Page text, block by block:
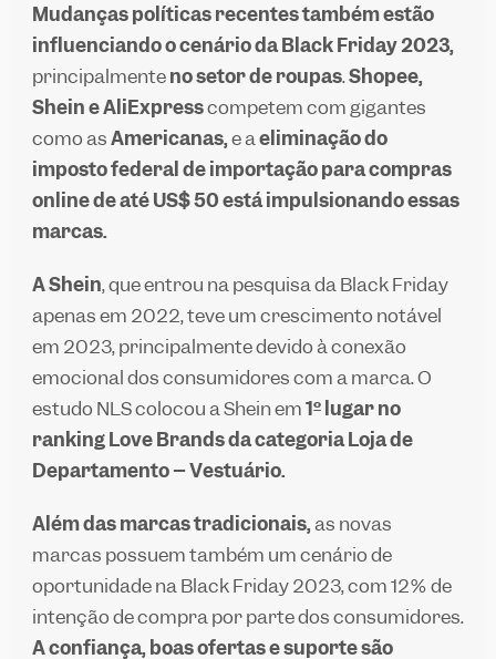
Mudanças políticas recentes também estão
influenciando o cenário da Black Friday 2023,
principalmenteno setor de roupas.Shopee,
Shein e AliExpresscompetem com gigantes
como asAmericanas,e aeliminação do
imposto federal de importação para compras
online de até US$ 50 está impulsionando essas
marcas.
A Shein, que entrou na pesquisa da Black Friday
apenas em 2022, teve um crescimento notável
em 2023, principalmente devido à conexão
emocional dos consumidores com a marca. O
estudo NLS colocou a Shein em1º lugar no
ranking Love Brands da categoria Loja de
Departamento – Vestuário.
Além das marcas tradicionais,as novas
marcas possuem também um cenário de
oportunidade na Black Friday 2023, com 12% de
intenção de compra por parte dos consumidores.
A confiança, boas ofertas e suporte são